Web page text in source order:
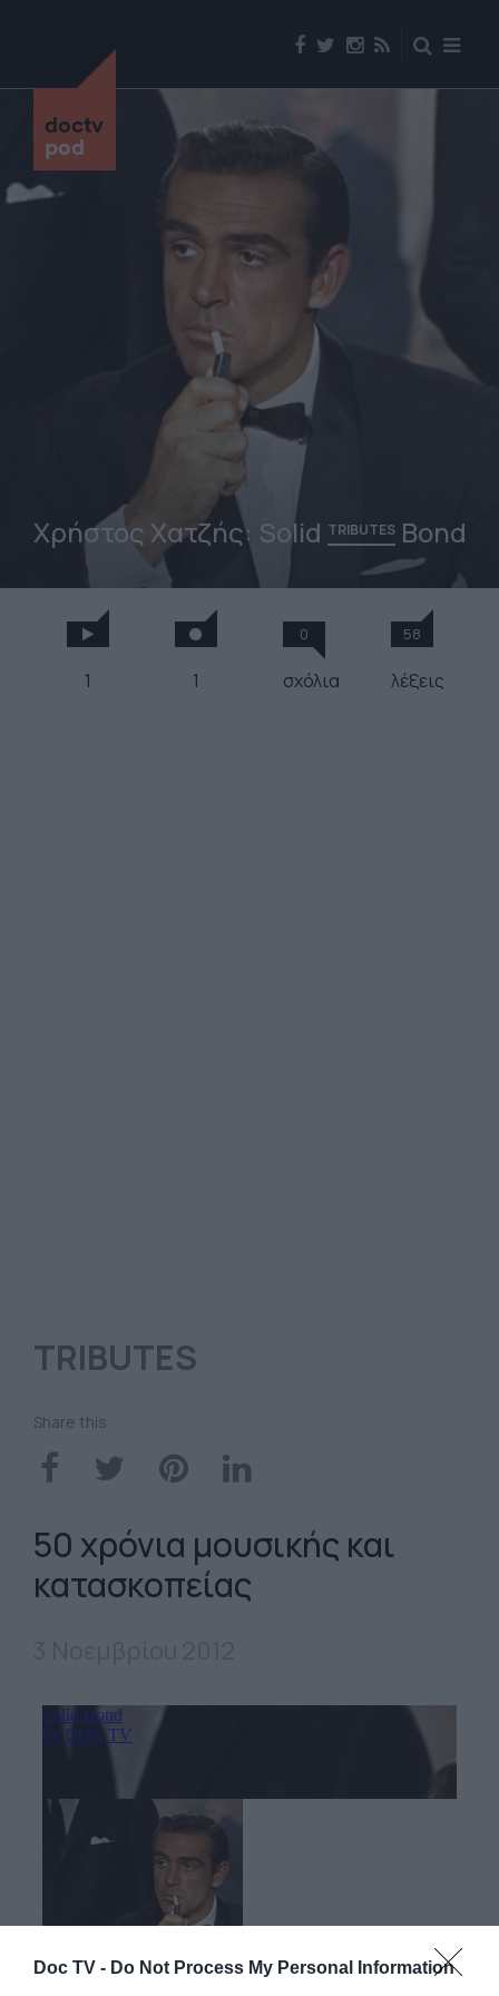
Doc TV - Do Not Process My Personal Information
doctv
pod
Χρήστος Χατζής: Solid TRIBUTESBond
1 1
0
σχόλια
58
λέξεις
TRIBUTES
Share this
50 χρόνια μουσικής και
κατασκοπείας